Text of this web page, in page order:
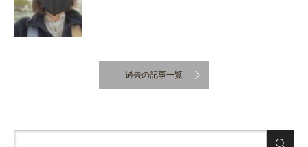
過去の記事一覧